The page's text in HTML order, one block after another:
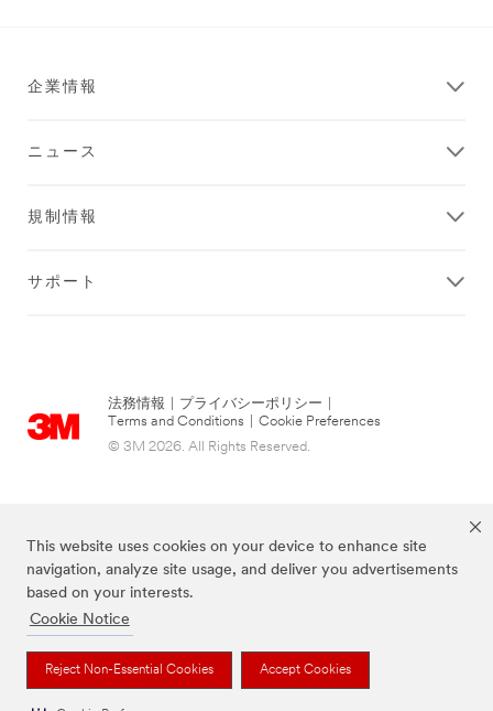
This website uses cookies on your device to enhance site
navigation, analyze site usage, and deliver you advertisements
based on your interests.
Cookie Notice
Reject Non-Essential Cookies Accept Cookies
企業情報
ニュース
規制情報
サポート
法務情報 プライバシーポリシー
Terms and Conditions
Cookie Preferences
© 3M 2026. All Rights Reserved.
当サイト上に掲載されているブランドは3M社の商標です。